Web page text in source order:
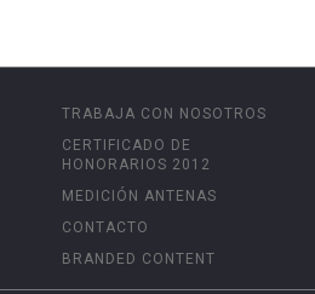
TRABAJA CON NOSOTROS
CERTIFICADO DE
HONORARIOS 2012
MEDICIÓN ANTENAS
CONTACTO
BRANDED CONTENT